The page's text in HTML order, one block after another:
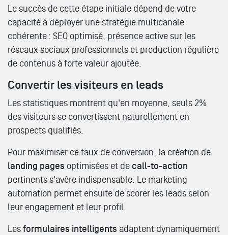
Le succès de cette étape initiale dépend de votre
capacité à déployer une stratégie multicanale
cohérente : SEO optimisé, présence active sur les
réseaux sociaux professionnels et production régulière
de contenus à forte valeur ajoutée.
Convertir les visiteurs en leads
Les statistiques montrent qu'en moyenne, seuls 2%
des visiteurs se convertissent naturellement en
prospects qualifiés.
Pour maximiser ce taux de conversion, la création de
landing pages optimisées et de call-to-action
pertinents s'avère indispensable. Le marketing
automation permet ensuite de scorer les leads selon
leur engagement et leur profil.
Les formulaires intelligents adaptent dynamiquement